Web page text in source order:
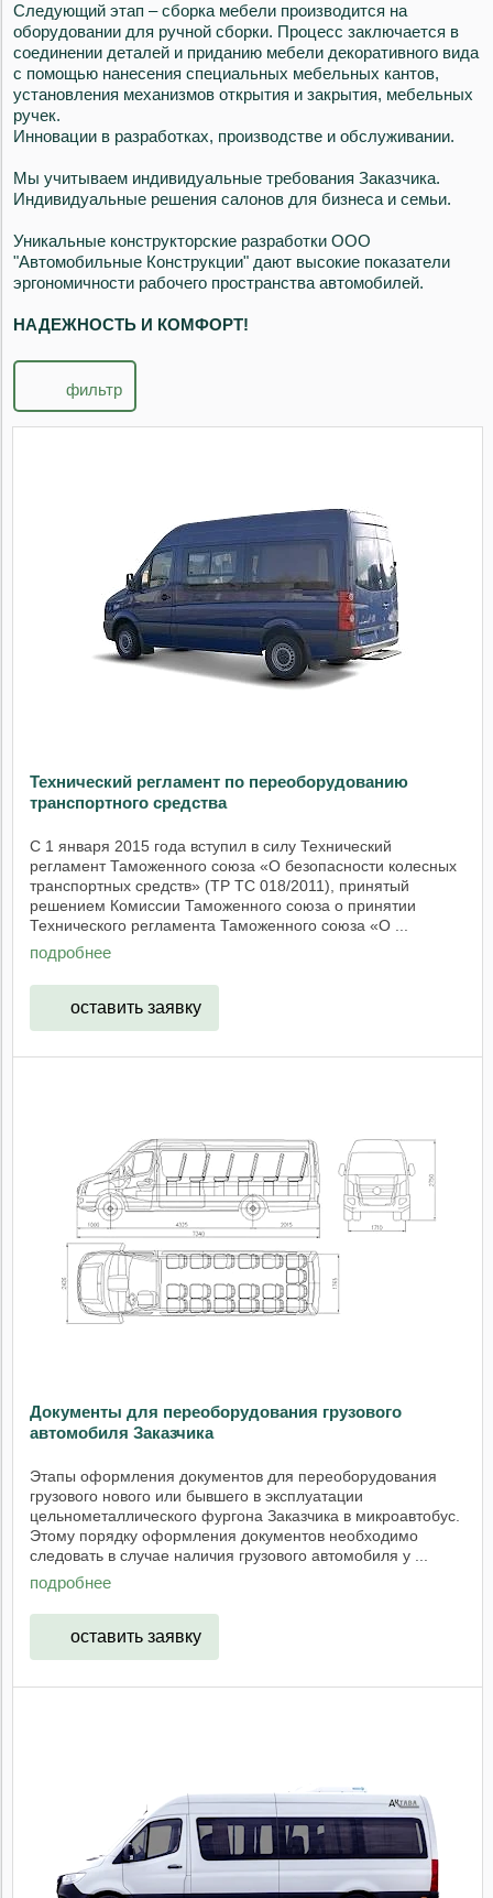
Следующий этап – сборка мебели производится на
оборудовании для ручной сборки. Процесс заключается в
соединении деталей и приданию мебели декоративного вида
с помощью нанесения специальных мебельных кантов,
установления механизмов открытия и закрытия, мебельных
ручек.
Инновации в разработках, производстве и обслуживании.
Мы учитываем индивидуальные требования Заказчика.
Индивидуальные решения салонов для бизнеса и семьи.
Уникальные конструкторские разработки ООО
"Автомобильные Конструкции" дают высокие показатели
эргономичности рабочего пространства автомобилей.
НАДЕЖНОСТЬ И КОМФОРТ!
фильтр
Технический регламент по переоборудованию
транспортного средства
С 1 января 2015 года вступил в силу Технический
регламент Таможенного союза «О безопасности колесных
транспортных средств» (ТР ТС 018/2011), принятый
решением Комиссии Таможенного союза о принятии
Технического регламента Таможенного союза «О ...
подробнее
оставить заявку
Документы для переоборудования грузового
автомобиля Заказчика
Этапы оформления документов для переоборудования
грузового нового или бывшего в эксплуатации
цельнометаллического фургона Заказчика в микроавтобус.
Этому порядку оформления документов необходимо
следовать в случае наличия грузового автомобиля у ...
подробнее
оставить заявку